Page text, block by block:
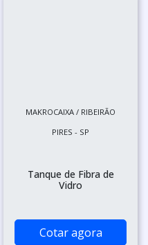
MAKROCAIXA / RIBEIRÃO
PIRES - SP
Tanque de Fibra de
Vidro
Cotar agora